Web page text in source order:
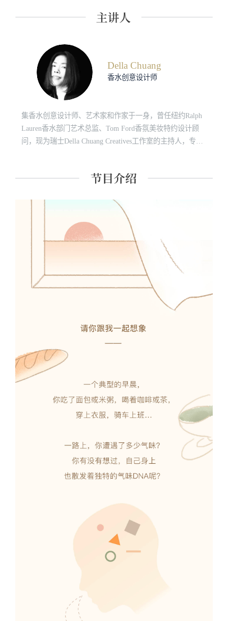
Della Chuang
香水创意设计师
集香水创意设计师、艺术家和作家于一身，曾任纽约Ralph
Lauren香水部门艺术总监、Tom Ford香氛美妆特约设计顾
问，现为瑞士Della Chuang Creatives工作室的主持人，专注